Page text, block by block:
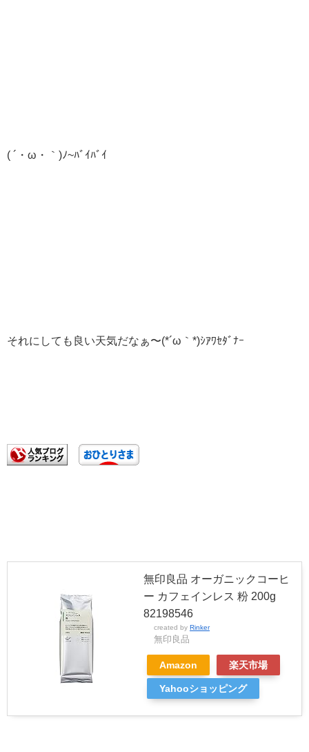
( ´・ω・｀)ﾉ~ﾊﾞｲﾊﾞｲ
それにしても良い天気だなぁ〜(*´ω｀*)ｼｱﾜｾﾀﾞﾅｰ
無印良品 オーガニックコーヒ
ー カフェインレス 粉 200g
82198546
created by Rinker
無印良品
Amazon 楽天市場
Yahooショッピング